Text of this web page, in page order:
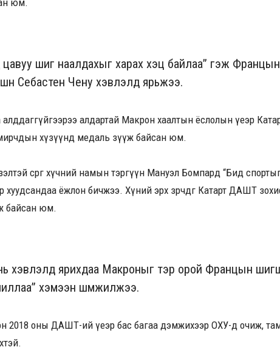
юм.
цавуу шиг наалдахыг харах хэцүү байлаа” гэж
Себастен Чену хэвлэлд ярьжээ.
алдартай Макрон хаалтын ёслолын үеэр
хүзүүнд медаль зүүж байсан юм.
сөрөг хүчний намын тэргүүн Мануэл Бомпард “Бид спортыг
хуудсандаа ёжлон бичжээ. Хүний эрх зөрчдөг Катарт ДАШТ
байсан юм.
хэвлэлд ярихдаа Макроныг тэр орой Францын
хэмээн шүүмжилжээ.
2018 оны ДАШТ-ий үеэр бас багаа дэмжихээр ОХУ-д очиж,